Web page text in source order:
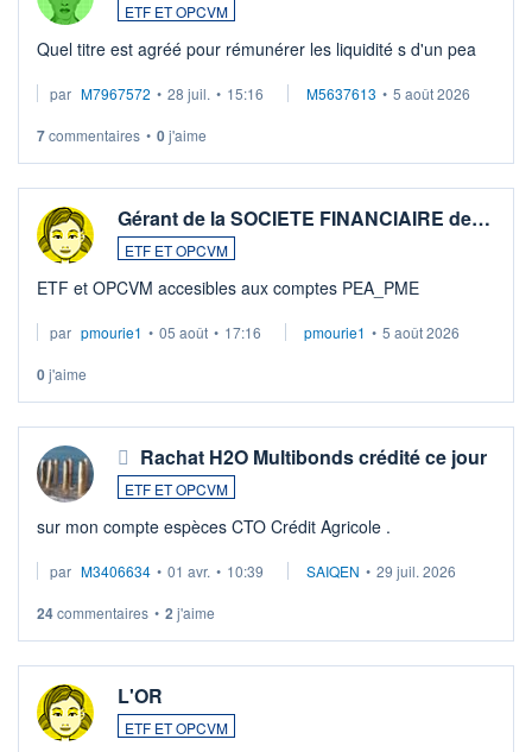
ETF ET OPCVM
Quel titre est agréé pour rémunérer les liquidité s d'un pea
par M7967572 • 28 juil. • 15:16 M5637613 • 5 août 2026
7commentaires • 0j'aime
Gérant de la SOCIETE FINANCIAIRE de…
ETF ET OPCVM
ETF et OPCVM accesibles aux comptes PEA_PME
par pmourie1 • 05 août • 17:16 pmourie1 • 5 août 2026
0j'aime
Rachat H2O Multibonds crédité ce jour
ETF ET OPCVM
sur mon compte espèces CTO Crédit Agricole .
par M3406634 • 01 avr. • 10:39 SAIQEN • 29 juil. 2026
24commentaires • 2 j'aime
L'OR
ETF ET OPCVM